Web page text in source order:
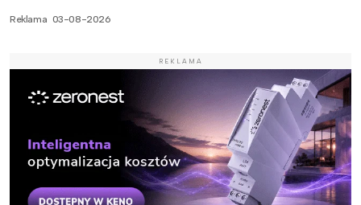
Reklama 03-08-2026
REKLAMA